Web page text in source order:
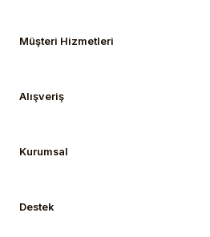
Müşteri Hizmetleri
Alışveriş
Kurumsal
Destek